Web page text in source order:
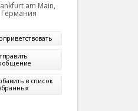
am Main,
Германия
в список